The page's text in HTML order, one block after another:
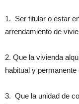
1. Ser titular o estar
arrendamiento de
2. Que la vivienda
habitual y
3. Que la unidad de